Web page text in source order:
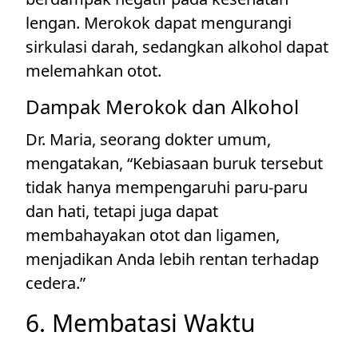
lengan. Merokok dapat mengurangi
sirkulasi darah, sedangkan alkohol dapat
melemahkan otot.
Dampak Merokok dan Alkohol
Dr. Maria, seorang dokter umum,
mengatakan, “Kebiasaan buruk tersebut
tidak hanya mempengaruhi paru-paru
dan hati, tetapi juga dapat
membahayakan otot dan ligamen,
menjadikan Anda lebih rentan terhadap
cedera.”
6. Membatasi Waktu